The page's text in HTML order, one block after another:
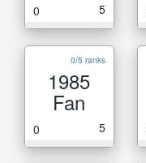
0 5
0/5 ranks
1985
Fan
0 5